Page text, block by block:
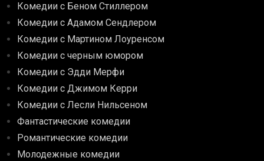
Комедии с Беном Стиллером
Комедии с Адамом Сендлером
Комедии с Мартином Лоуренсом
Комедии с черным юмором
Комедии с Эдди Мерфи
Комедии с Джимом Керри
Комедии с Лесли Нильсеном
Фантастические комедии
Романтические комедии
Молодежные комедии